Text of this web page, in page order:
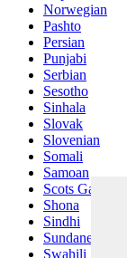
Norwegian
Pashto
Persian
Punjabi
Serbian
Sesotho
Sinhala
Slovak
Slovenian
Somali
Samoan
Scots Gaelic
Shona
Sindhi
Sundanese
Swahili